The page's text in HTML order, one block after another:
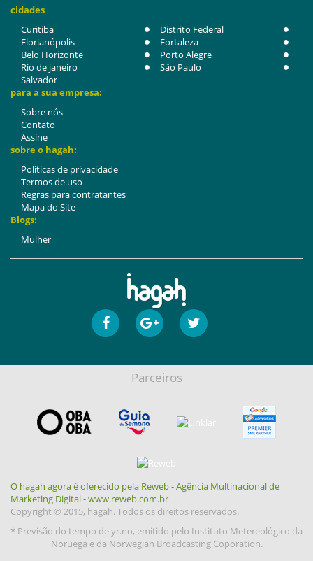
cidades
Curitiba
Distrito Federal
Florianópolis
Fortaleza
Belo Horizonte
Porto Alegre
Rio de janeiro
São Paulo
Salvador
para a sua empresa:
Sobre nós
Contato
Assine
sobre o hagah:
Politicas de privacidade
Termos de uso
Regras para contratantes
Mapa do Site
Blogs:
Mulher
Parceiros
O hagah agora é oferecido pela Reweb - Agência Multinacional de
Marketing Digital - www.reweb.com.br
Copyright © 2015, hagah. Todos os direitos reservados.
* Previsão do tempo de yr.no, emitido pelo Instituto Metereológico da
Noruega e da Norwegian Broadcasting Coporation.